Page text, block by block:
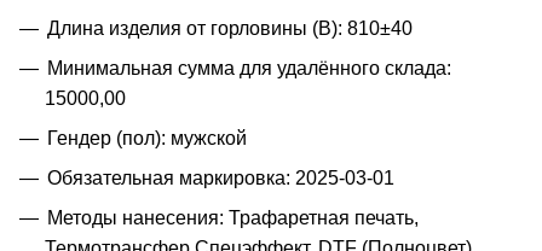
Длина изделия от горловины (B): 810±40
Минимальная сумма для удалённого склада:
15000,00
Гендер (пол): мужской
Обязательная маркировка: 2025-03-01
Методы нанесения: Трафаретная печать,